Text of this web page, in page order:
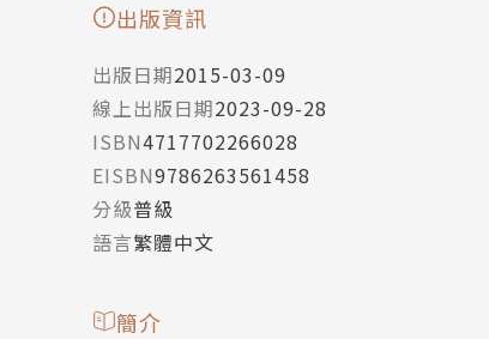
出版資訊
出版日期2015-03-09
線上出版日期2023-09-28
ISBN4717702266028
EISBN9786263561458
分級普級
語言繁體中文
簡介